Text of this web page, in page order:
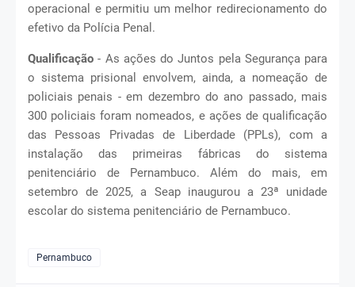
operacional e permitiu um melhor redirecionamento do
efetivo da Polícia Penal.
Qualificação - As ações do Juntos pela Segurança para
o sistema prisional envolvem, ainda, a nomeação de
policiais penais - em dezembro do ano passado, mais
300 policiais foram nomeados, e ações de qualificação
das Pessoas Privadas de Liberdade (PPLs), com a
instalação das primeiras fábricas do sistema
penitenciário de Pernambuco. Além do mais, em
setembro de 2025, a Seap inaugurou a 23ª unidade
escolar do sistema penitenciário de Pernambuco.
Pernambuco